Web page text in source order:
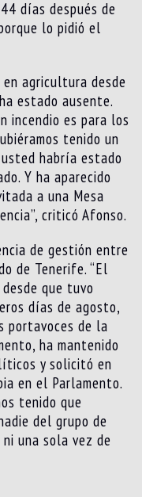
días después de
lo pidió el
agricultura desde
estado ausente.
incendio es para los
tenido un
habría estado
Y ha aparecido
a una Mesa
criticó Afonso.
de gestión entre
de Tenerife. “El
que tuvo
días de agosto,
portavoces de la
ha mantenido
y solicitó en
en el Parlamento.
tenido que
del grupo de
una sola vez de